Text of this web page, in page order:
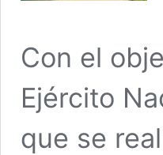
Con el
Ejército
que se